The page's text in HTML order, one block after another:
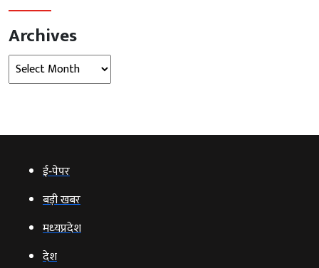
Archives
Archives
ई‑पेपर
बड़ी खबर
मध्‍यप्रदेश
देश